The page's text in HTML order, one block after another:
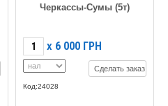
Черкассы-Сумы (5т)
X 6 000 ГРН
Сделать заказ
Код:24028